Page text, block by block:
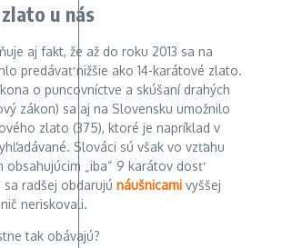
u nás
aj fakt, že až do roku 2013 sa na
predávať nižšie ako 14-karátové zlato.
o puncovníctve a skúšaní drahých
zákon) sa aj na Slovensku umožnilo
zlato (375), ktoré je napríklad v
Slováci sú však vo vzťahu
obsahujúcim „iba“ 9 karátov dosť
radšej obdarujú náušnicami vyššej
neriskovali.
tak obávajú?